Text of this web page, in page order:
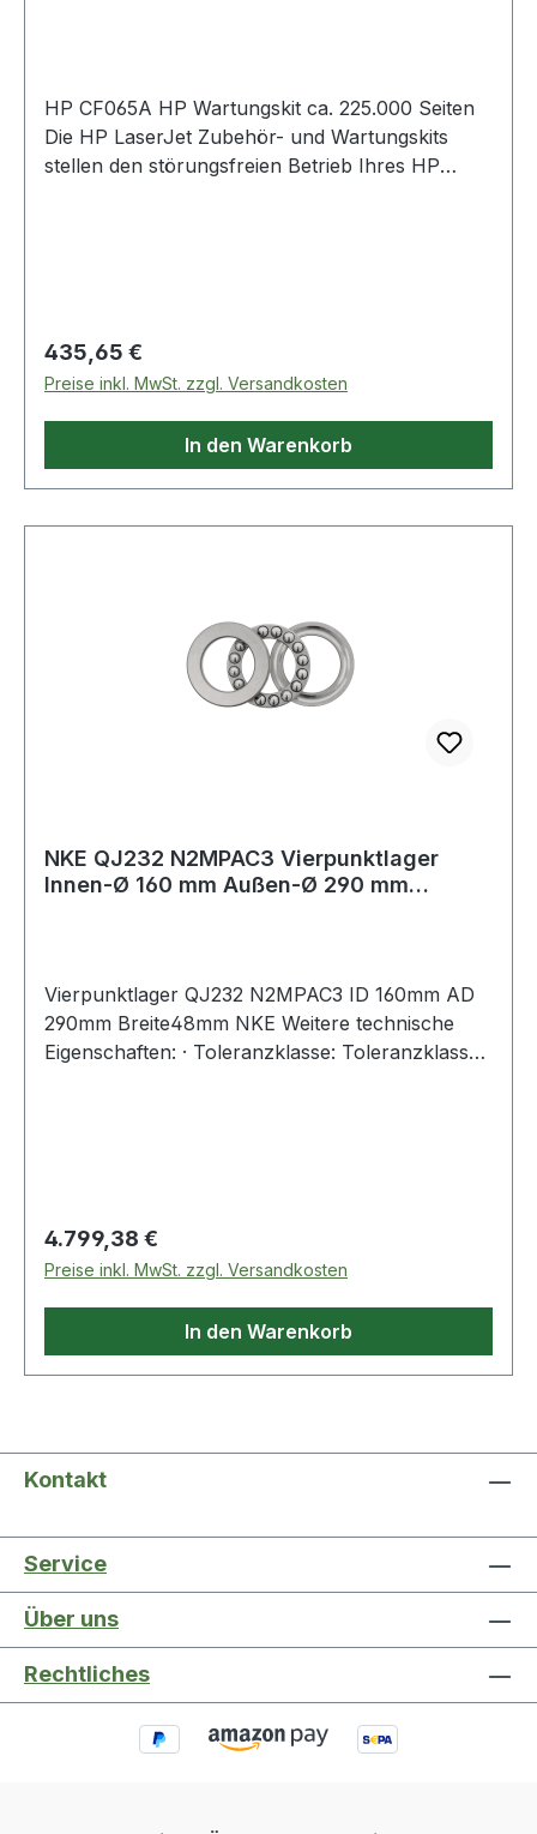
HP CF065A HP Wartungskit ca. 225.000 Seiten
Die HP LaserJet Zubehör- und Wartungskits
stellen den störungsfreien Betrieb Ihres HP
Regulärer Preis:
435,65 €
Preise inkl. MwSt. zzgl. Versandkosten
In den Warenkorb
NKE QJ232 N2MPAC3 Vierpunktlager
Innen-Ø 160 mm Außen-Ø 290 mm
Vierpunktlager QJ232 N2MPAC3 ID 160mm AD
290mm Breite48mm NKE Weitere technische
Eigenschaften: · Toleranzklasse: Toleranzklasse
Regulärer Preis:
4.799,38 €
Preise inkl. MwSt. zzgl. Versandkosten
In den Warenkorb
Kontakt
Service
Über uns
Rechtliches